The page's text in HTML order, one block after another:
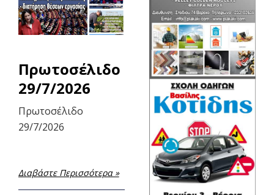
Πρωτοσέλιδο
29/7/2026
Πρωτοσέλιδο
29/7/2026
Διαβάστε Περισσότερα »